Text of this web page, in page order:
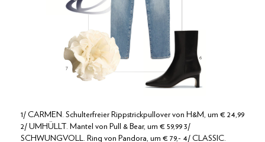
1/ CARMEN. Schulterfreier Rippstrickpullover von H&M, um € 24,99
2/ UMHÜLLT. Mantel von Pull & Bear, um € 59,99 3/
SCHWUNGVOLL. Ring von Pandora, um € 79,- 4/ CLASSIC.